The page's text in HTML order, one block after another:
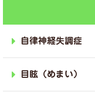
自律神経失調症
目眩（めまい）